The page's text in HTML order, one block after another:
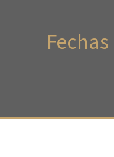
Fechas